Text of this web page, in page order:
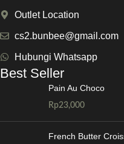
Outlet Location
cs2.bunbee@gmail.com
Hubungi Whatsapp
Best Seller
Pain Au Choco
Rp23,000
French Butter